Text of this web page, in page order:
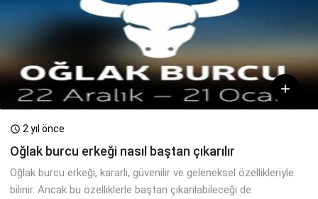

 2 yıl önce
Oğlak burcu erkeği nasıl baştan çıkarılır
Oğlak burcu erkeği, kararlı, güvenilir ve geleneksel özellikleriyle
bilinir. Ancak bu özelliklerle baştan çıkarılabileceği de